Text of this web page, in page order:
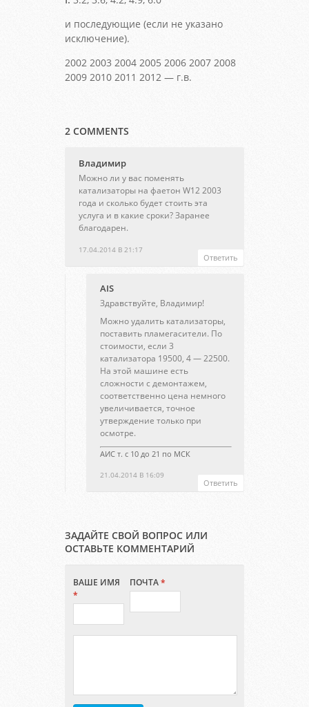
и последующие (если не указано
исключение).
2002 2003 2004 2005 2006 2007 2008
2009 2010 2011 2012 — г.в.
2 COMMENTS
Владимир
17.04.2014 В 21:17
Можно ли у вас поменять
катализаторы на фаетон W12 2003
года и сколько будет стоить эта
услуга и в какие сроки? Заранее
благодарен.
Ответить
AIS
21.04.2014 В 16:09
Здравствуйте, Владимир!
Можно удалить катализаторы,
поставить пламегасители. По
стоимости, если 3
катализатора 19500, 4 — 22500.
На этой машине есть
сложности с демонтажем,
соответственно цена немного
увеличивается, точное
утверждение только при
осмотре.
АИС т. с 10 до 21 по МСК
Ответить
ЗАДАЙТЕ СВОЙ ВОПРОС ИЛИ
ОСТАВЬТЕ КОММЕНТАРИЙ
ВАШЕ ИМЯ
*
ПОЧТА*